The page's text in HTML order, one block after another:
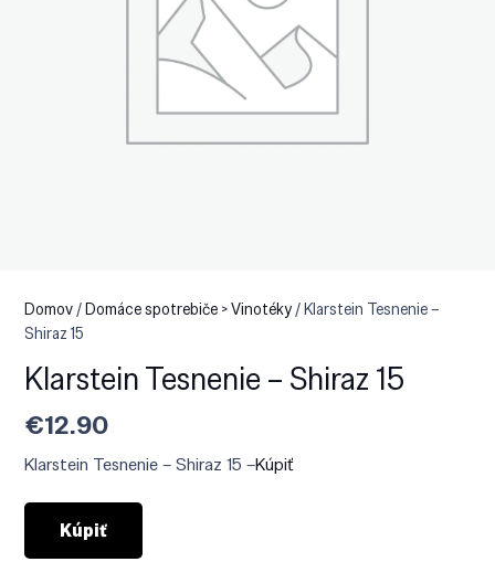
Domov/Domáce spotrebiče > Vinotéky/ Klarstein Tesnenie –
Shiraz 15
Klarstein Tesnenie – Shiraz 15
€12.90
Klarstein Tesnenie – Shiraz 15 –Kúpiť
Kúpiť